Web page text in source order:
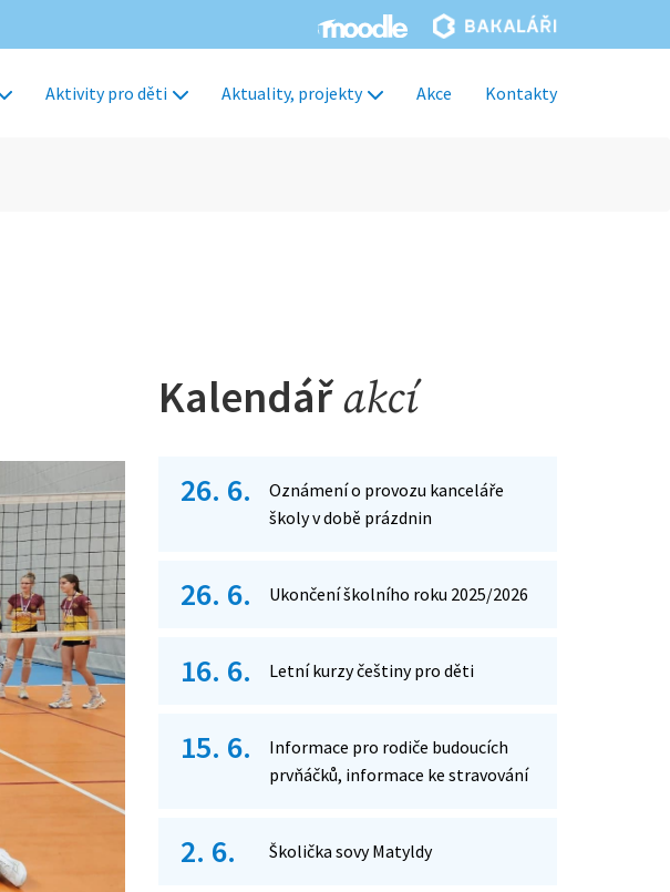
Aktivity pro děti Aktuality, projekty Akce Kontakty
Kalendářakcí
26. 6.
Oznámení o provozu kanceláře
školy v době prázdnin
26. 6. Ukončení školního roku 2025/2026
16. 6. Letní kurzy češtiny pro děti
15. 6.
Informace pro rodiče budoucích
prvňáčků, informace ke stravování
2. 6. Školička sovy Matyldy